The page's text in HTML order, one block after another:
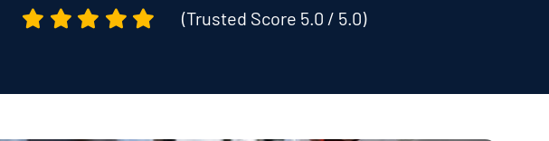
(Trusted Score 5.0 / 5.0)